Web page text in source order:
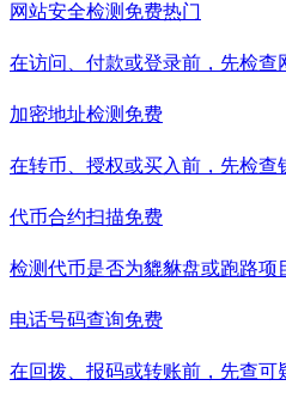
网站安全检测 免费热门
在访问、付款或登录前，先检查
加密地址检测 免费
在转币、授权或买入前，先检查
代币合约扫描免费
检测代币是否为貔貅盘或跑路项
电话号码查询免费
在回拨、报码或转账前，先查可